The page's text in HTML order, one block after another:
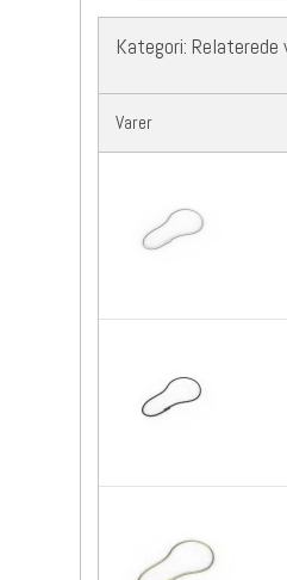
Kategori: Relaterede
Varer